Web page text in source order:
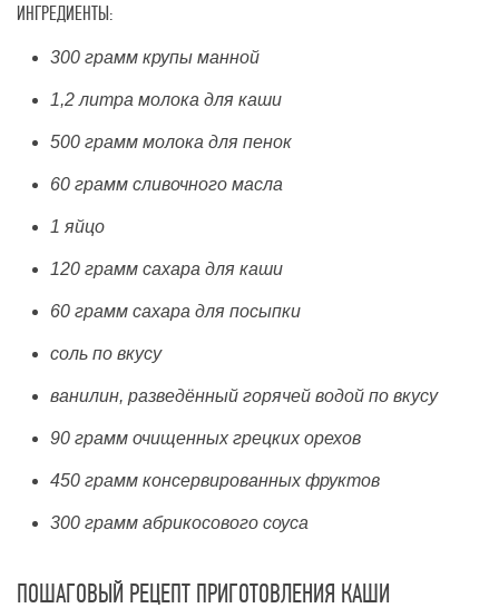
ИНГРЕДИЕНТЫ:
300 грамм крупы манной
1,2 литра молока для каши
500 грамм молока для пенок
60 грамм сливочного масла
1 яйцо
120 грамм сахара для каши
60 грамм сахара для посыпки
соль по вкусу
ванилин, разведённый горячей водой по вкусу
90 грамм очищенных грецких орехов
450 грамм консервированных фруктов
300 грамм абрикосового соуса
ПОШАГОВЫЙ РЕЦЕПТ ПРИГОТОВЛЕНИЯ КАШИ